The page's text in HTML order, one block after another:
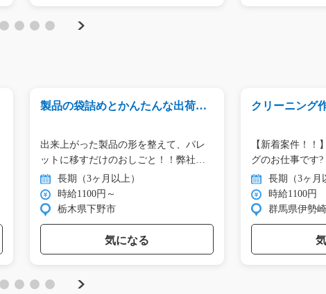
Next
製品の袋詰めとかんたんな出荷準
出来上がった製品の形を整えて、パレ
ットに移すだけのおしごと！！弊社
ス… 長期（3ヶ月以上）
時給1100円～
栃木県下野市
気になる
クリーニング
【新着案件！！
グのお仕事です
長期（3ヶ月
時給1100円
群馬県伊勢
Next